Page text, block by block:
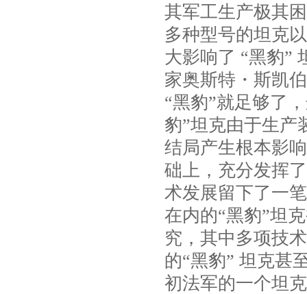
其军工生产极其
多种型号的坦克
大影响了 “黑豹”
家奥斯特・斯凯
“黑豹”就足够了
豹”坦克由于生产
结局产生根本影
础上，充分发挥
术发展留下了一
在内的“黑豹”坦
究，其中多项技
的“黑豹” 坦克甚
初法军的一个坦